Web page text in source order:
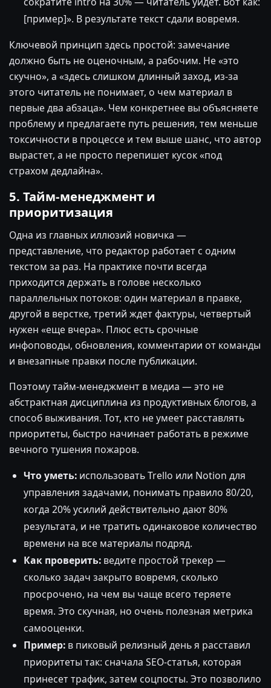
[пример]». В результате текст сдали вовремя.
Ключевой принцип здесь простой: замечание
должно быть не оценочным, а рабочим. Не «это
скучно», а «здесь слишком длинный заход, из-за
этого читатель не понимает, о чем материал в
первые два абзаца». Чем конкретнее вы объясняете
проблему и предлагаете путь решения, тем меньше
токсичности в процессе и тем выше шанс, что автор
вырастет, а не просто перепишет кусок «под
страхом дедлайна».
5. Тайм-менеджмент и
приоритизация
Одна из главных иллюзий новичка —
представление, что редактор работает с одним
текстом за раз. На практике почти всегда
приходится держать в голове несколько
параллельных потоков: один материал в правке,
другой в верстке, третий ждет фактуры, четвертый
нужен «еще вчера». Плюс есть срочные
инфоповоды, обновления, комментарии от команды
и внезапные правки после публикации.
Поэтому тайм-менеджмент в медиа — это не
абстрактная дисциплина из продуктивных блогов, а
способ выживания. Тот, кто не умеет расставлять
приоритеты, быстро начинает работать в режиме
вечного тушения пожаров.
Что уметь:использовать Trello или Notion для
управления задачами, понимать правило 80/20,
когда 20% усилий действительно дают 80%
результата, и не тратить одинаковое количество
времени на все материалы подряд.
Как проверить:ведите простой трекер —
сколько задач закрыто вовремя, сколько
просрочено, на чем вы чаще всего теряете
время. Это скучная, но очень полезная метрика
самооценки.
Пример:в пиковый релизный день я расставил
приоритеты так: сначала SEO-статья, которая
принесет трафик, затем соцпосты. Это позволило